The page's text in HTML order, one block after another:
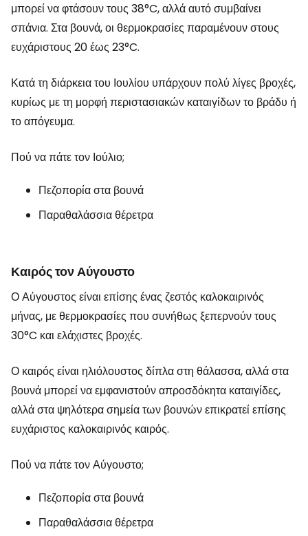
μπορεί να φτάσουν τους 38°C, αλλά αυτό συμβαίνει
σπάνια. Στα βουνά, οι θερμοκρασίες παραμένουν στους
ευχάριστους 20 έως 23°C.
Κατά τη διάρκεια του Ιουλίου υπάρχουν πολύ λίγες βροχές,
κυρίως με τη μορφή περιστασιακών καταιγίδων το βράδυ ή
το απόγευμα.
Πού να πάτε τον Ιούλιο;
Πεζοπορία στα βουνά
Παραθαλάσσια θέρετρα
Καιρός τον Αύγουστο
Ο Αύγουστος είναι επίσης ένας ζεστός καλοκαιρινός
μήνας, με θερμοκρασίες που συνήθως ξεπερνούν τους
30°C και ελάχιστες βροχές.
Ο καιρός είναι ηλιόλουστος δίπλα στη θάλασσα, αλλά στα
βουνά μπορεί να εμφανιστούν απροσδόκητα καταιγίδες,
αλλά στα ψηλότερα σημεία των βουνών επικρατεί επίσης
ευχάριστος καλοκαιρινός καιρός.
Πού να πάτε τον Αύγουστο;
Πεζοπορία στα βουνά
Παραθαλάσσια θέρετρα